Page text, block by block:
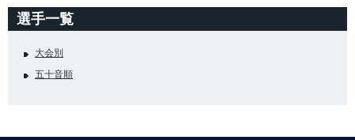
選手一覧
大会別
五十音順